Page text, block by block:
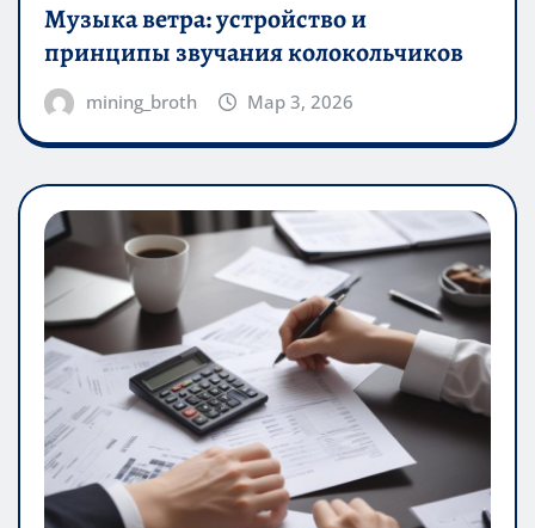
Музыка ветра: устройство и
принципы звучания колокольчиков
mining_broth Мар 3, 2026